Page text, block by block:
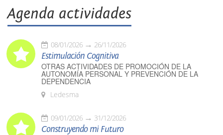
Agenda actividades
08/01/2026 26/11/2026
Estimulación Cognitiva
OTRAS ACTIVIDADES DE PROMOCIÓN DE LA
AUTONOMÍA PERSONAL Y PREVENCIÓN DE LA
DEPENDENCIA
Ledesma
09/01/2026 31/12/2026
Construyendo mi Futuro